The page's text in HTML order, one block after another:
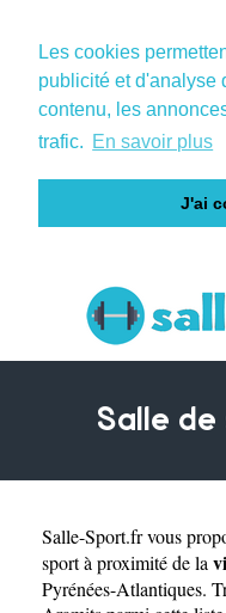
Les cookies
publicité et d'analyse
contenu, les
trafic. En savoir plus
J'ai
Salle
Salle-Sport.frvous
sport à proximité de la
Pyrénées-Atlantiques.